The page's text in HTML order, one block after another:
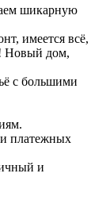
шикарную
имеется всё,
Новый дом,
с большими
платежных
и